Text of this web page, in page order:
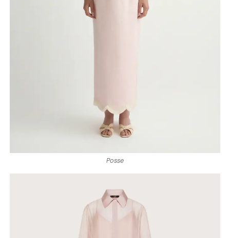
Posse